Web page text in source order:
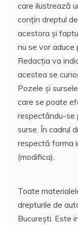
care ilustrează
conțin dreptul
acestora și
nu se vor aduce
Redacția va
acestea se
Pozele și
care se poate
respectându-se
surse. În cadrul
respectă forma
(modifica).
Toate
drepturile de
București. Este